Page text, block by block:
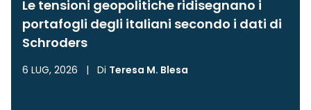
Le tensioni geopolitiche ridisegnano i
portafogli degli italiani secondo i dati di
Schroders
6 LUG, 2026 | Di Teresa M. Blesa